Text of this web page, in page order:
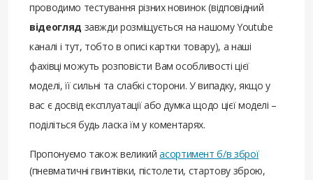
проводимо тестування різних новинок (відповідний
відеогляд завжди розміщується на нашому Youtube
каналі і тут, тобто в описі картки товару), а наші
фахівці можуть розповісти Вам особливості цієї
моделі, її сильні та слабкі сторони. У випадку, якщо у
вас є досвід експлуатації або думка щодо цієї моделі –
поділіться будь ласка їм у коментарях.
Пропонуємо також великийасортимент б/в зброї
(пневматичні гвинтівки, пістолети, стартову зброю,